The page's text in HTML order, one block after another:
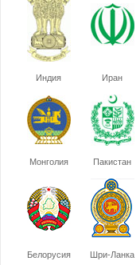
Индия Иран
Монголия Пакистан
Белорусия Шри-Ланка